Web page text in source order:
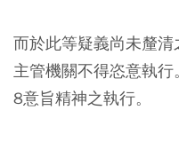
而於此等疑義尚未釐清
主管機關不得恣意執
8意旨精神之執行。